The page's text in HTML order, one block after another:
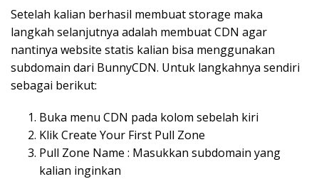
Setelah kalian berhasil membuat storage maka
langkah selanjutnya adalah membuat CDN agar
nantinya website statis kalian bisa menggunakan
subdomain dari BunnyCDN. Untuk langkahnya sendiri
sebagai berikut:
Buka menu CDN pada kolom sebelah kiri
Klik Create Your First Pull Zone
Pull Zone Name : Masukkan subdomain yang
kalian inginkan